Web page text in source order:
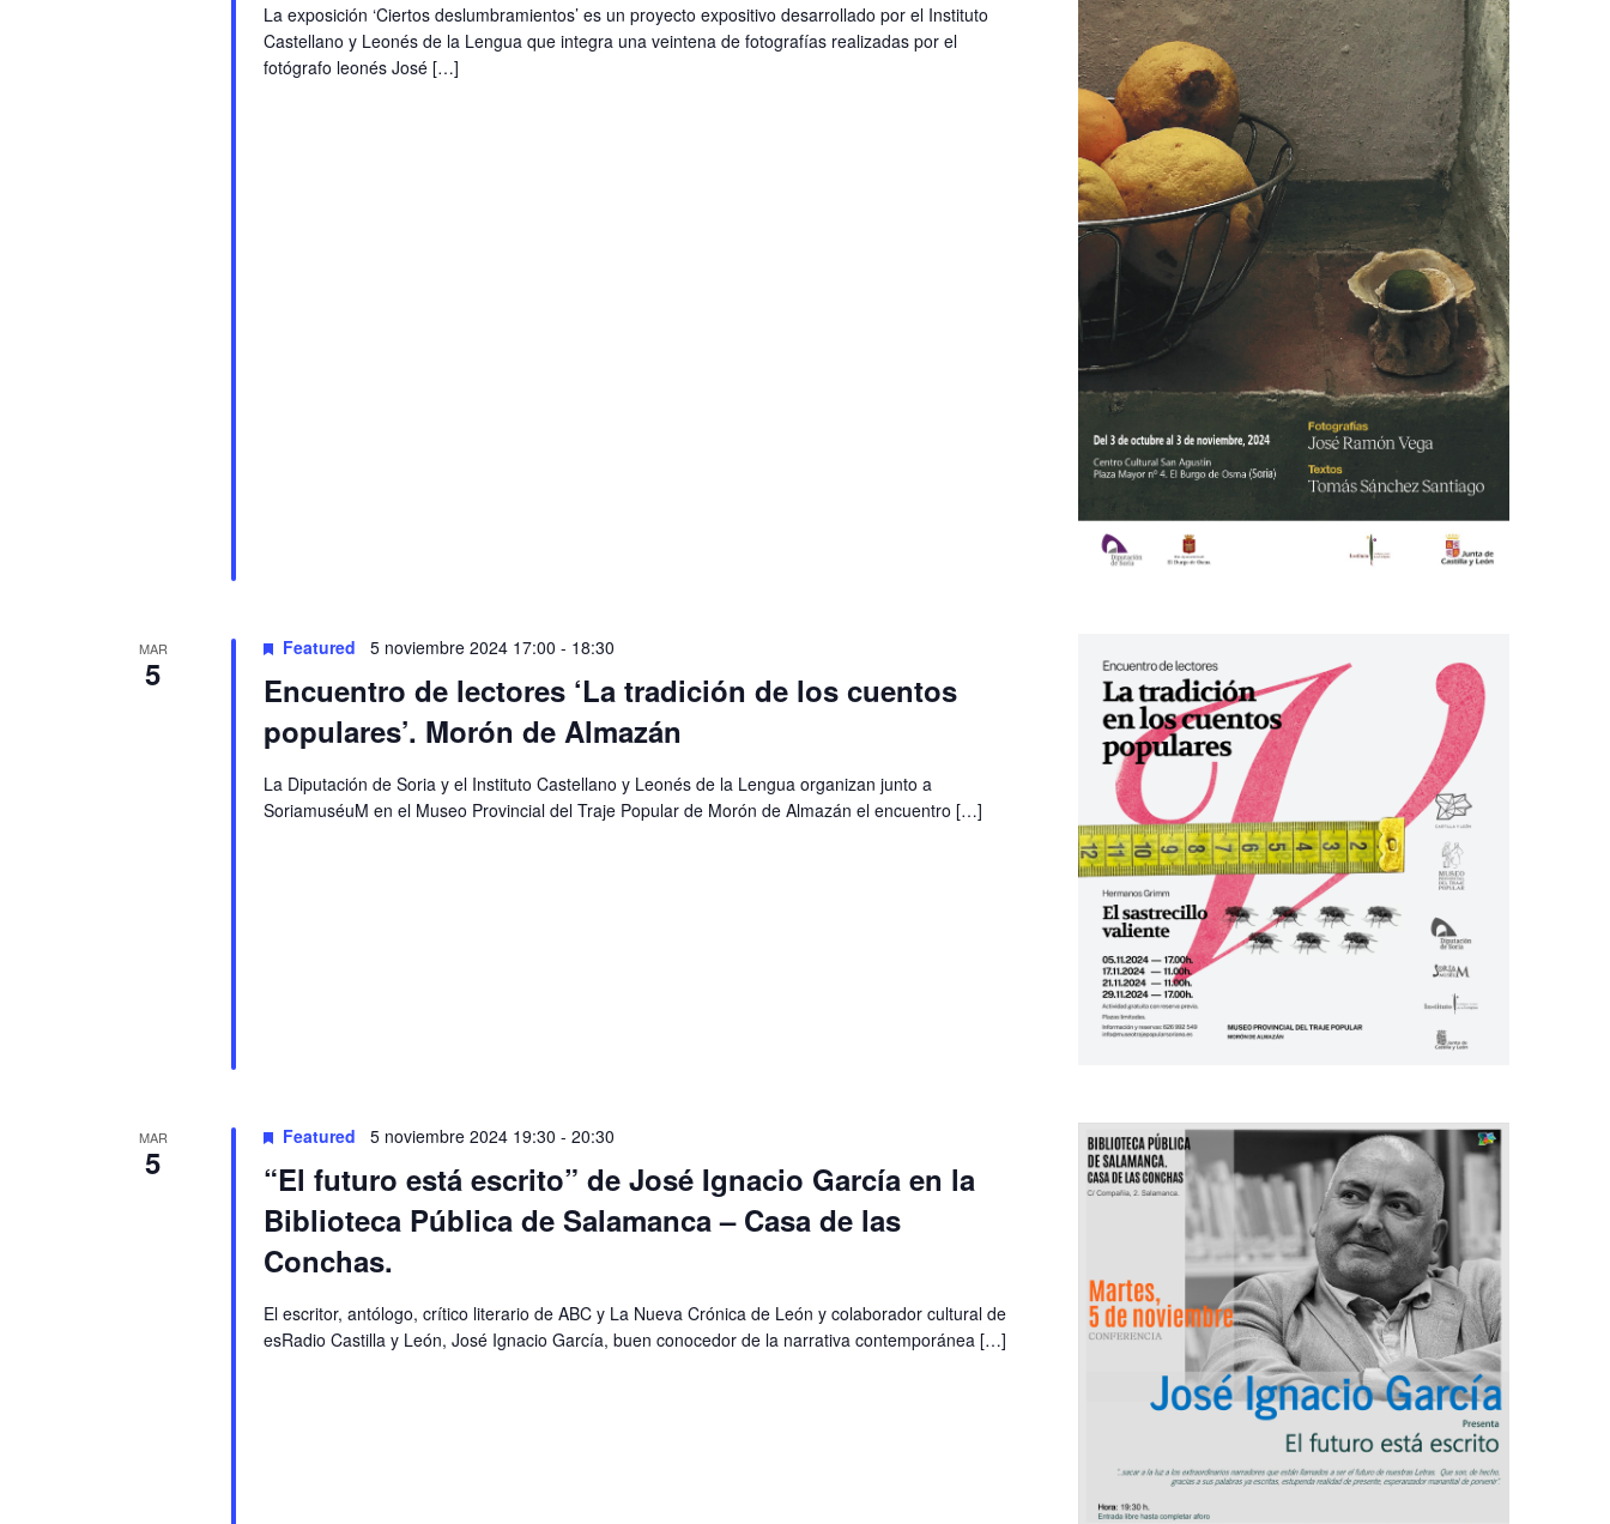
La exposición ‘Ciertos deslumbramientos’ es un proyecto expositivo desarrollado por el Instituto
Castellano y Leonés de la Lengua que integra una veintena de fotografías realizadas por el
fotógrafo leonés José […]
MAR
5
Featured 5 noviembre 2024 17:00 - 18:30
Encuentro de lectores ‘La tradición de los cuentos
populares’. Morón de Almazán
La Diputación de Soria y el Instituto Castellano y Leonés de la Lengua organizan junto a
SoriamuséuM en el Museo Provincial del Traje Popular de Morón de Almazán el encuentro […]
MAR
5
Featured 5 noviembre 2024 19:30 - 20:30
“El futuro está escrito” de José Ignacio García en la
Biblioteca Pública de Salamanca – Casa de las
Conchas.
El escritor, antólogo, crítico literario de ABC y La Nueva Crónica de León y colaborador cultural de
esRadio Castilla y León, José Ignacio García, buen conocedor de la narrativa contemporánea […]